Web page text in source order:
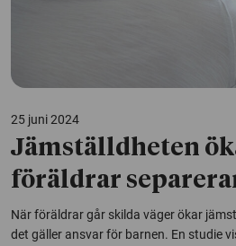
25 juni 2024
Jämställdheten
föräldrar
När föräldrar går skilda väger ökar
det gäller ansvar för barnen. En studie